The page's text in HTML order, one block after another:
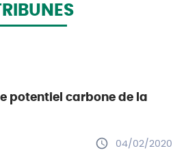
potentiel carbone de la
04/02/2020